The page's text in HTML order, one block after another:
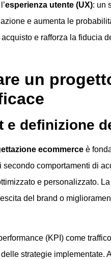
esperienza utente (UX): un
e aumenta le
e rafforza la fiducia
un
e definizione
ecommerce è
comportamenti di
e personalizzato.
del brand o
(KPI) come
strategie implementate.